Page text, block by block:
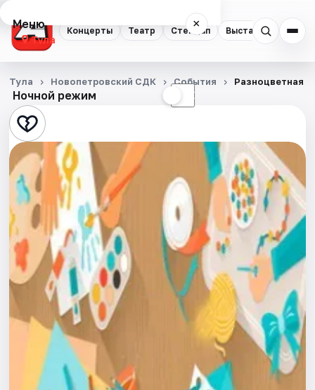
Концерты Театр Стендап Выставки
Меню ×
Тула
Концерты
Театр
Стендап
Выставки
Квесты
Экскурсии
Спорт
События
Города
Площадки
Ночной режим ☾
Тула Новопетровский СДК События Разноцветная